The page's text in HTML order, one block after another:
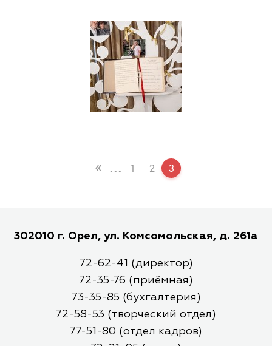
« ... 1 2 3
302010 г. Орел, ул. Комсомольская, д. 261а
72-62-41 (директор)
72-35-76 (приёмная)
73-35-85 (бухгалтерия)
72-58-53 (творческий отдел)
77-51-80 (отдел кадров)